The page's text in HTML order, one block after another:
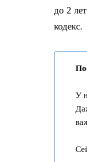
до 2
кодекс.
У